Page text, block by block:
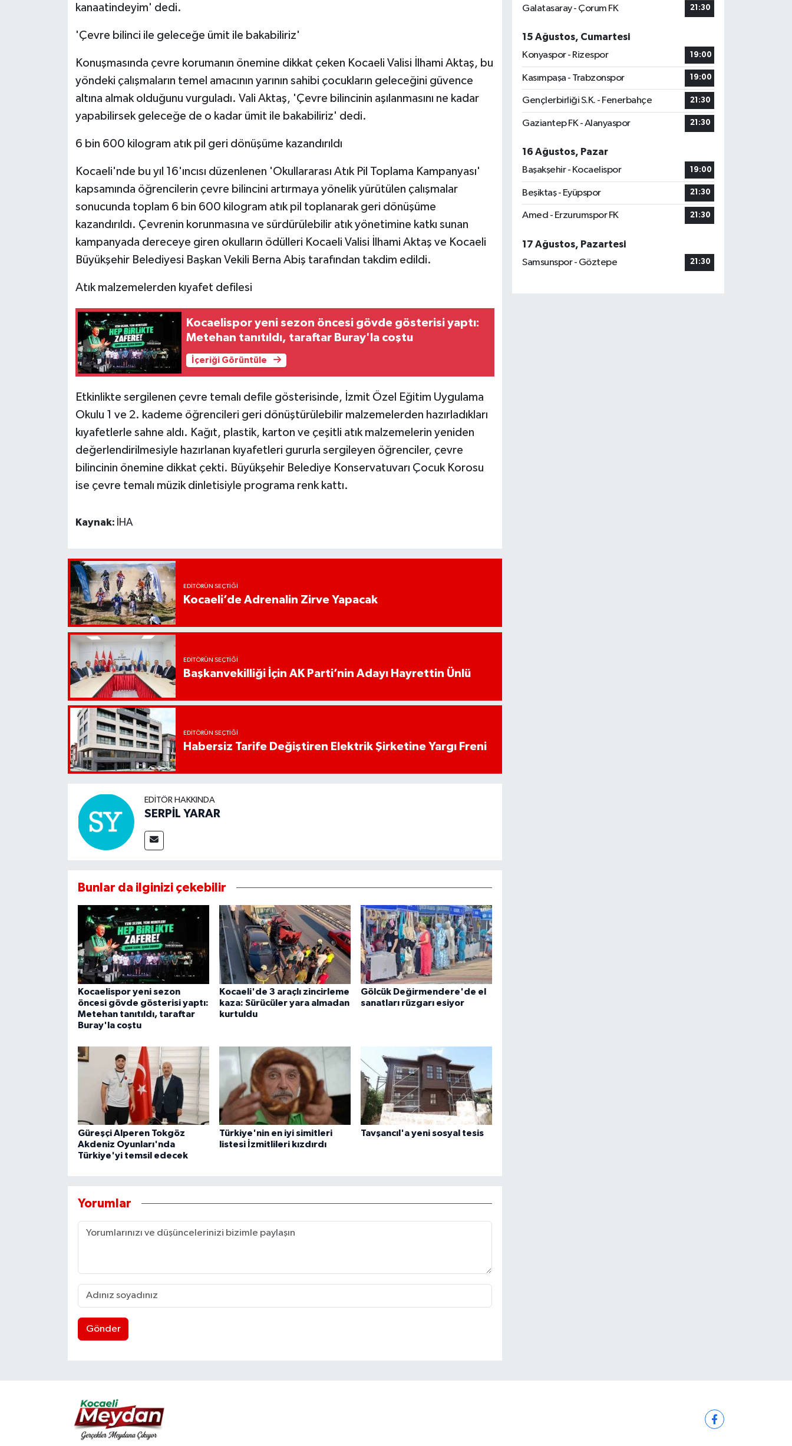
kanaatindeyim' dedi.
'Çevre bilinci ile geleceğe ümit ile bakabiliriz'
Konuşmasında çevre korumanın önemine dikkat çeken Kocaeli Valisi İlhami Aktaş, bu
yöndeki çalışmaların temel amacının yarının sahibi çocukların geleceğini güvence
altına almak olduğunu vurguladı. Vali Aktaş, 'Çevre bilincinin aşılanmasını ne kadar
yapabilirsek geleceğe de o kadar ümit ile bakabiliriz' dedi.
6 bin 600 kilogram atık pil geri dönüşüme kazandırıldı
Kocaeli'nde bu yıl 16'ıncısı düzenlenen 'Okullararası Atık Pil Toplama Kampanyası'
kapsamında öğrencilerin çevre bilincini artırmaya yönelik yürütülen çalışmalar
sonucunda toplam 6 bin 600 kilogram atık pil toplanarak geri dönüşüme
kazandırıldı. Çevrenin korunmasına ve sürdürülebilir atık yönetimine katkı sunan
kampanyada dereceye giren okulların ödülleri Kocaeli Valisi İlhami Aktaş ve Kocaeli
Büyükşehir Belediyesi Başkan Vekili Berna Abiş tarafından takdim edildi.
Atık malzemelerden kıyafet defilesi
Kocaelispor yeni sezon öncesi gövde gösterisi yaptı:
Metehan tanıtıldı, taraftar Buray'la coştu
İçeriği Görüntüle
Etkinlikte sergilenen çevre temalı defile gösterisinde, İzmit Özel Eğitim Uygulama
Okulu 1 ve 2. kademe öğrencileri geri dönüştürülebilir malzemelerden hazırladıkları
kıyafetlerle sahne aldı. Kağıt, plastik, karton ve çeşitli atık malzemelerin yeniden
değerlendirilmesiyle hazırlanan kıyafetleri gururla sergileyen öğrenciler, çevre
bilincinin önemine dikkat çekti. Büyükşehir Belediye Konservatuvarı Çocuk Korosu
ise çevre temalı müzik dinletisiyle programa renk kattı.
Kaynak: İHA
EDITÖRÜN SEÇTIĞI
Kocaeli’de Adrenalin Zirve Yapacak
EDITÖRÜN SEÇTIĞI
Başkanvekilliği İçin AK Parti’nin Adayı Hayrettin Ünlü
EDITÖRÜN SEÇTIĞI
Habersiz Tarife Değiştiren Elektrik Şirketine Yargı Freni
EDITÖR HAKKINDA
SERPİL YARAR
Bunlar da ilginizi çekebilir
Kocaelispor yeni sezon
öncesi gövde gösterisi yaptı:
Metehan tanıtıldı, taraftar
Buray'la coştu
Kocaeli'de 3 araçlı zincirleme
kaza: Sürücüler yara almadan
kurtuldu
Gölcük Değirmendere'de el
sanatları rüzgarı esiyor
Güreşçi Alperen Tokgöz
Akdeniz Oyunları'nda
Türkiye'yi temsil edecek
Türkiye'nin en iyi simitleri
listesi İzmitlileri kızdırdı
Tavşancıl'a yeni sosyal tesis
Yorumlar
Gönder
Galatasaray - Çorum FK
21:30
15 Ağustos, Cumartesi
Konyaspor - Rizespor
19:00
Kasımpaşa - Trabzonspor 19:00
Gençlerbirliği S.K. - Fenerbahçe 21:30
Gaziantep FK - Alanyaspor 21:30
16 Ağustos, Pazar
Başakşehir - Kocaelispor
19:00
Beşiktaş - Eyüpspor 21:30
Amed - Erzurumspor FK 21:30
17 Ağustos, Pazartesi
Samsunspor - Göztepe
21:30